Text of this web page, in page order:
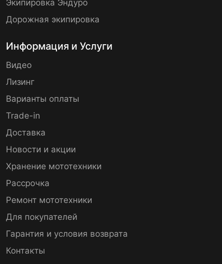
Экипировка Эндуро
Дорожная экипировка
Информация и Услуги
Видео
Лизинг
Варианты оплаты
Trade-in
Доставка
Новости и акции
Хранение мототехники
Рассрочка
Ремонт мототехники
Для покупателей
Гарантия и условия возврата
Контакты